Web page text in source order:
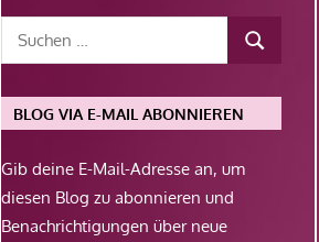
BLOG VIA E-MAIL ABONNIEREN
Gib deine E-Mail-Adresse an, um
diesen Blog zu abonnieren und
Benachrichtigungen über neue